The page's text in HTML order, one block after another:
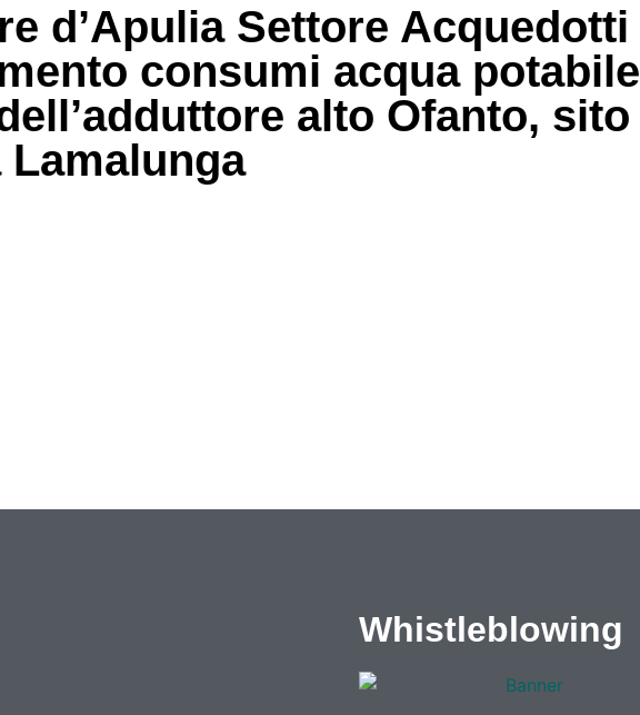
d’Apulia Settore Acquedotti
consumi acqua potabile
alto Ofanto, sito
Whistleblowing